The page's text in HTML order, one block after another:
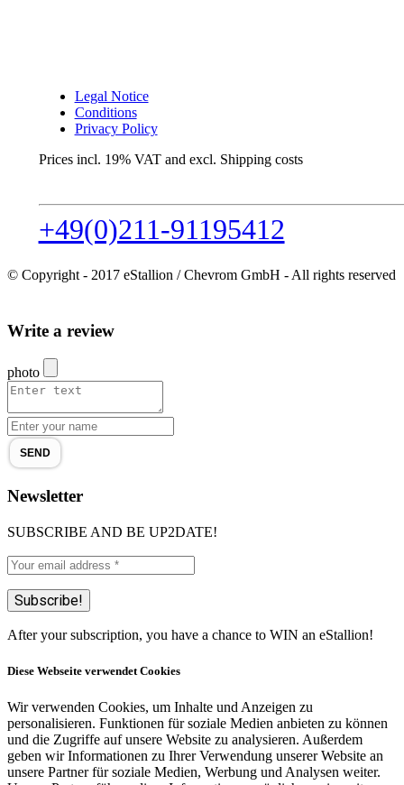
Legal Notice
Conditions
Privacy Policy
Prices incl. 19% VAT and excl. Shipping costs
+49(0)211-91195412
© Copyright - 2017 eStallion / Chevrom GmbH - All rights reserved
Write a review
photo
SEND
Newsletter
SUBSCRIBE AND BE UP2DATE!
After your subscription, you have a chance to WIN an eStallion!
Diese Webseite verwendet Cookies
Wir verwenden Cookies, um Inhalte und Anzeigen zu
personalisieren. Funktionen für soziale Medien anbieten zu können
und die Zugriffe auf unsere Website zu analysieren. Außerdem
geben wir Informationen zu Ihrer Verwendung unserer Website an
unsere Partner für soziale Medien, Werbung und Analysen weiter.